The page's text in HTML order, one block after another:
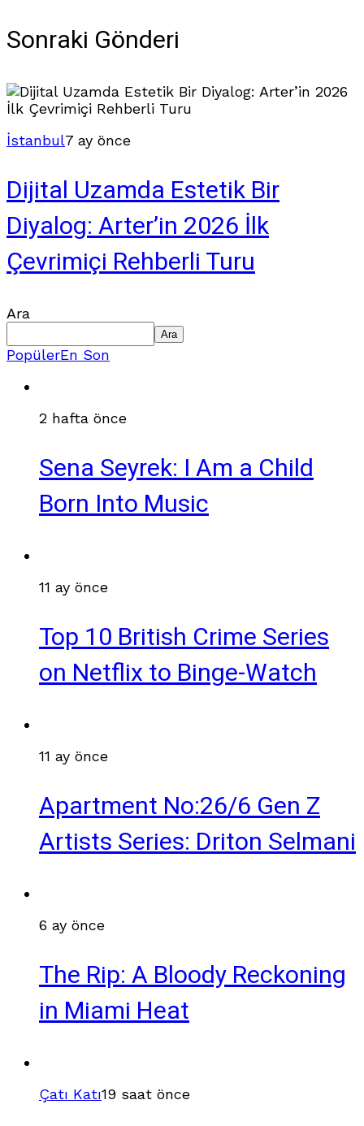
Sonraki Gönderi
İstanbul7 ay önce
Dijital Uzamda Estetik Bir
Diyalog: Arter’in 2026 İlk
Çevrimiçi Rehberli Turu
Ara
Ara
PopülerEn Son
2 hafta önce
Sena Seyrek: I Am a Child
Born Into Music
11 ay önce
Top 10 British Crime Series
on Netflix to Binge-Watch
11 ay önce
Apartment No:26/6 Gen Z
Artists Series: Driton Selmani
6 ay önce
The Rip: A Bloody Reckoning
in Miami Heat
Çatı Katı19 saat önce